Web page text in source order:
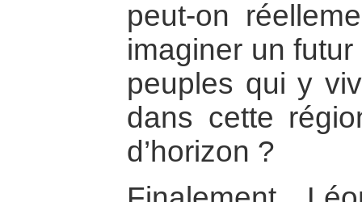
peut-on
imaginer un
peuples qui y
dans cette
d’horizon ?